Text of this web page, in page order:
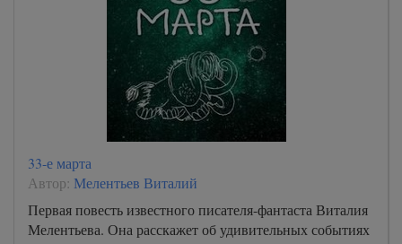
33-е марта
Автор: Мелентьев Виталий
Первая повесть известного писателя-фантаста Виталия
Мелентьева. Она расскажет об удивительных событиях